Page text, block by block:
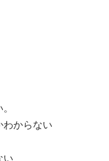
わからない
い